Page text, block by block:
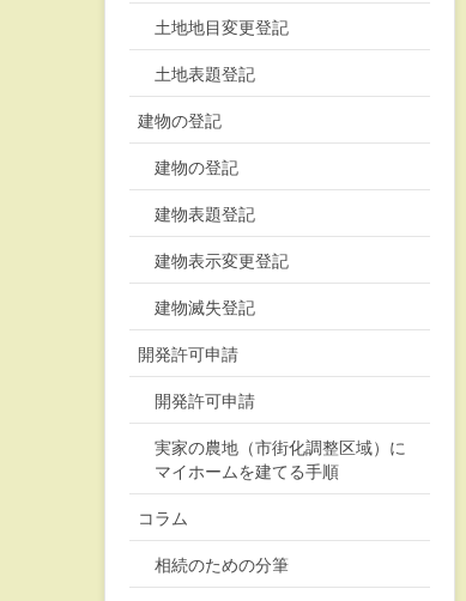
土地地目変更登記
土地表題登記
建物の登記
建物の登記
建物表題登記
建物表示変更登記
建物滅失登記
開発許可申請
開発許可申請
実家の農地（市街化調整区域）に
マイホームを建てる手順
コラム
相続のための分筆